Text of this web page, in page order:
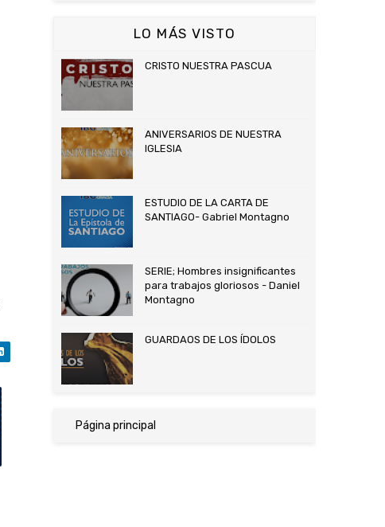
LO MÁS VISTO
CRISTO NUESTRA PASCUA
ANIVERSARIOS DE NUESTRA
IGLESIA
ESTUDIO DE LA CARTA DE
SANTIAGO- Gabriel Montagno
SERIE; Hombres insignificantes
para trabajos gloriosos - Daniel
Montagno
GUARDAOS DE LOS ÍDOLOS
Página principal